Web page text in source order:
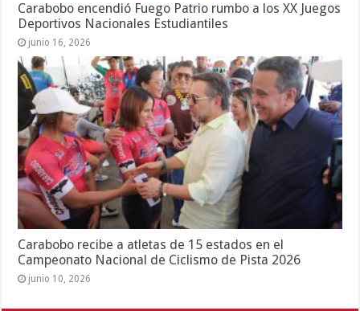
Carabobo encendió Fuego Patrio rumbo a los XX Juegos
Deportivos Nacionales Estudiantiles
junio 16, 2026
Carabobo recibe a atletas de 15 estados en el
Campeonato Nacional de Ciclismo de Pista 2026
junio 10, 2026